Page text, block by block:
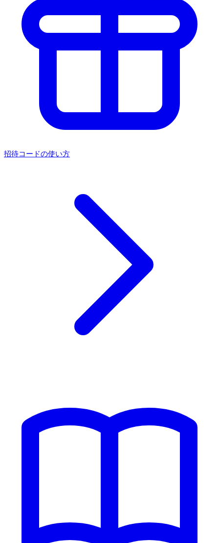
招待コードの使い方